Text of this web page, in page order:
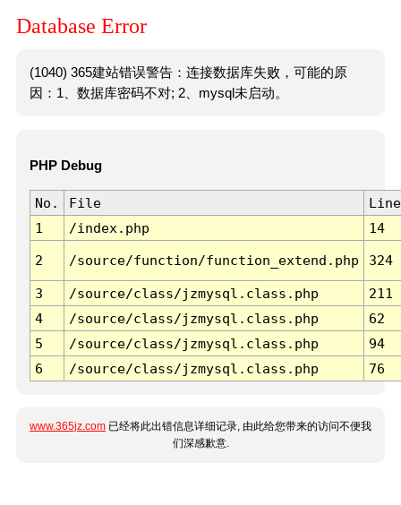
Database Error
(1040) 365建站错误警告：连接数据库失败，可能的原
因：1、数据库密码不对; 2、mysql未启动。
PHP Debug
No. File
Line
1
/index.php 14
2 /source/function/function_extend.php 324
3 /source/class/jzmysql.class.php
211
4
/source/class/jzmysql.class.php
62
5
/source/class/jzmysql.class.php
94
6
/source/class/jzmysql.class.php 76
www.365jz.com 已经将此出错信息详细记录, 由此给您带来的访问不便我
们深感歉意.